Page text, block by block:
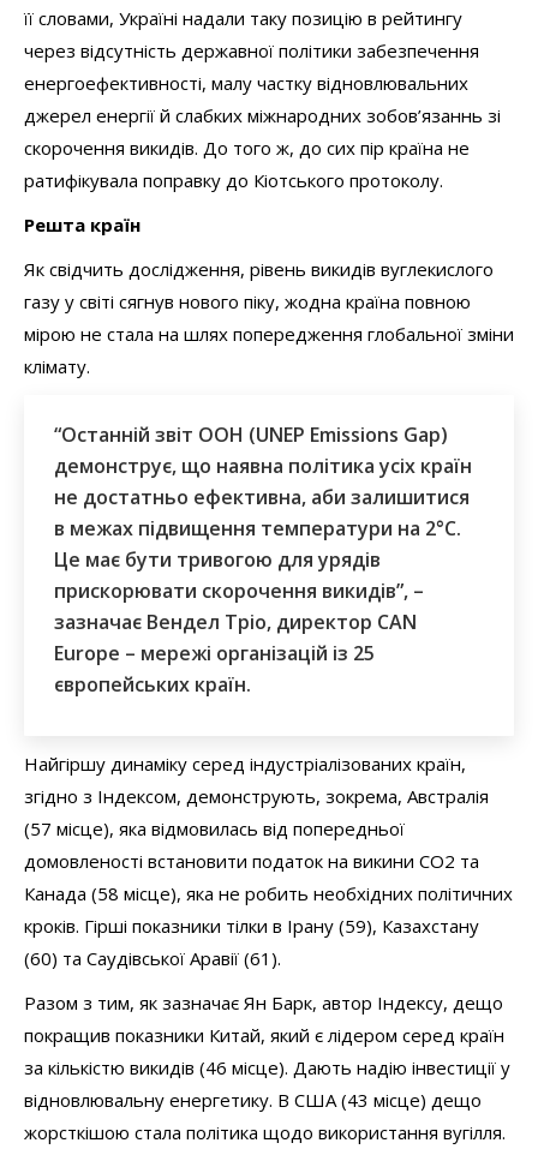
її словами, Україні надали таку позицію в рейтингу
через відсутність державної політики забезпечення
енергоефективності, малу частку відновлювальних
джерел енергії й слабких міжнародних зобов’язаннь зі
скорочення викидів. До того ж, до сих пір країна не
ратифікувала поправку до Кіотського протоколу.
Решта країн
Як свідчить дослідження, рівень викидів вуглекислого
газу у світі сягнув нового піку, жодна країна повною
мірою не стала на шлях попередження глобальної зміни
клімату.
“Останній звіт ООН (UNEP Emissions Gap)
демонструє, що наявна політика усіх країн
не достатньо ефективна, аби залишитися
в межах підвищення температури на 2°C.
Це має бути тривогою для урядів
прискорювати скорочення викидів”, –
зазначає Вендел Тріо, директор CAN
Europe – мережі організацій із 25
європейських країн.
Найгіршу динаміку серед індустріалізованих країн,
згідно з Індексом, демонструють, зокрема, Австралія
(57 місце), яка відмовилась від попередньої
домовленості встановити податок на викини СО2 та
Канада (58 місце), яка не робить необхідних політичних
кроків. Гірші показники тілки в Ірану (59), Казахстану
(60) та Саудівської Аравії (61).
Разом з тим, як зазначає Ян Барк, автор Індексу, дещо
покращив показники Китай, який є лідером серед країн
за кількістю викидів (46 місце). Дають надію інвестиції у
відновлювальну енергетику. В США (43 місце) дещо
жорсткішою стала політика щодо використання вугілля.